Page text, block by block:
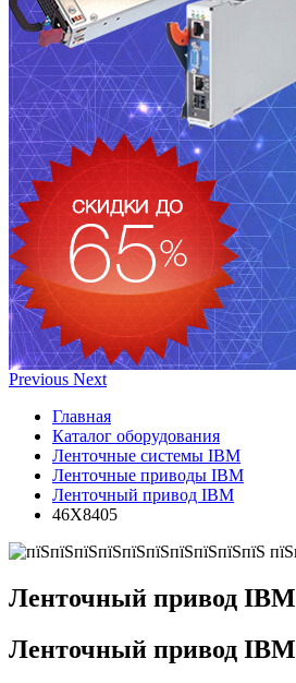
Previous Next
Главная
Каталог оборудования
Ленточные системы IBM
Ленточные приводы IBM
Ленточный привод IBM
46X8405
Ленточный привод IBM
Ленточный привод IBM